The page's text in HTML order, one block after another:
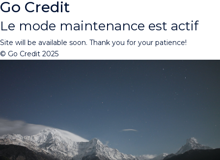
Go Credit
Le mode maintenance est actif
Site will be available soon. Thank you for your patience!
© Go Credit 2025